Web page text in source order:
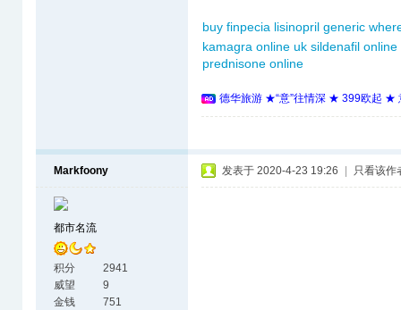
buy finpecia lisinopril generic
kamagra online uk sildenafil online
prednisone online
德华旅游 ★“意”往情深 ★ 399欧起 ★
Markfoony
都市名流
积分
2941
威望
9
金钱
751
发表于 2020-4-23 19:26 只看该作